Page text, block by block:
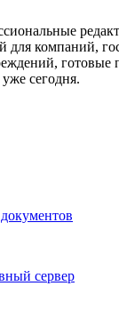
для компаний,
готовые
сегодня.
сервер